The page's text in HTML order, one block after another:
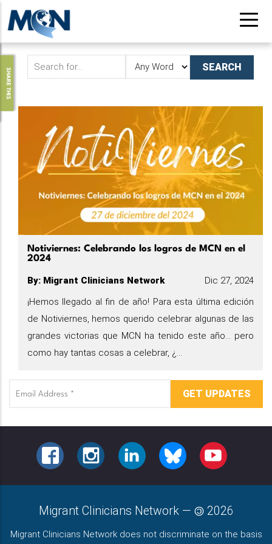
Pasar
contenido
SHARE THIS
Notiviernes: Celebrando los logros de MCN en el
2024
Dic 27, 2024
By: Migrant Clinicians Network
¡Hemos llegado al fin de año! Para esta última edición
de Notiviernes, hemos querido celebrar algunas de las
grandes victorias que MCN ha tenido este año... pero
como hay tantas cosas a celebrar, ¿...
Email
Address
FACEBOOKINSTAGRAMLINKEDINBLUESKY YOUTUBE
Migrant Clinicians Network — 2026
Migrant Clinicians Network does not discriminate on the basis